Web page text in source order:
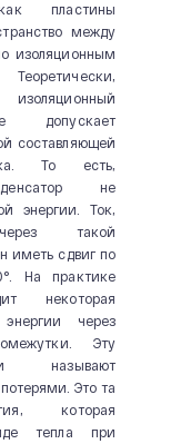
пластины
между
изоляционным
допускает
составляющей
То есть,
не
энергии. Ток,
такой
иметь сдвиг по
На практике
некоторая
через
Эту
называют
Это та
которая
тепла при